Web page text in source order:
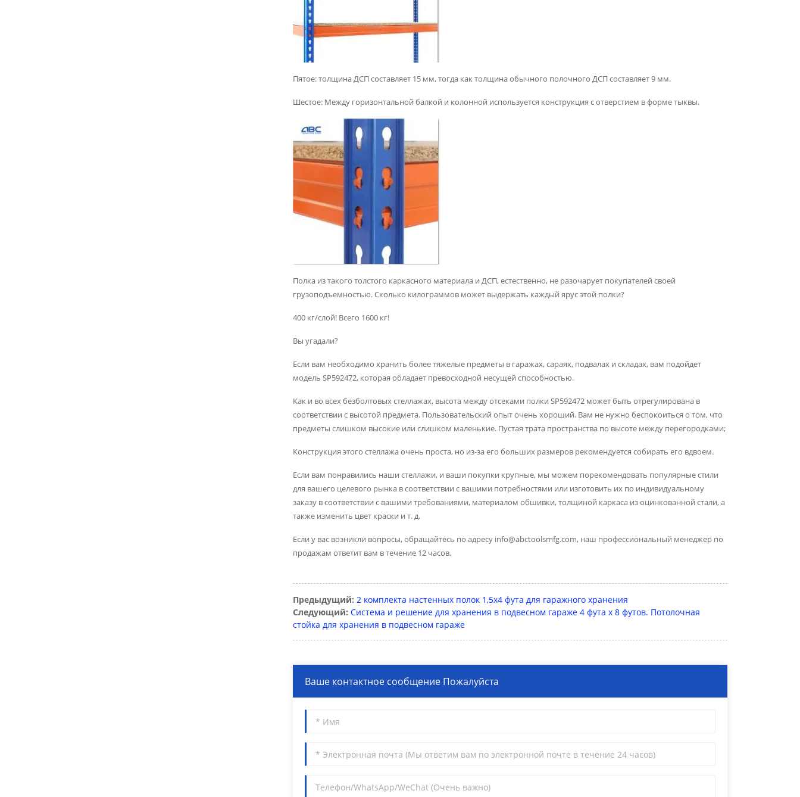
Пятое: толщина ДСП составляет 15 мм, тогда как толщина обычного полочного ДСП составляет 9 мм.
Шестое: Между горизонтальной балкой и колонной используется конструкция с отверстием в форме тыквы.
Полка из такого толстого каркасного материала и ДСП, естественно, не разочарует покупателей своей
грузоподъемностью. Сколько килограммов может выдержать каждый ярус этой полки?
400 кг/слой! Всего 1600 кг!
Вы угадали?
Если вам необходимо хранить более тяжелые предметы в гаражах, сараях, подвалах и складах, вам подойдет
модель SP592472, которая обладает превосходной несущей способностью.
Как и во всех безболтовых стеллажах, высота между отсеками полки SP592472 может быть отрегулирована в
соответствии с высотой предмета. Пользовательский опыт очень хороший. Вам не нужно беспокоиться о том, что
предметы слишком высокие или слишком маленькие. Пустая трата пространства по высоте между перегородками;
Конструкция этого стеллажа очень проста, но из-за его больших размеров рекомендуется собирать его вдвоем.
Если вам понравились наши стеллажи, и ваши покупки крупные, мы можем порекомендовать популярные стили
для вашего целевого рынка в соответствии с вашими потребностями или изготовить их по индивидуальному
заказу в соответствии с вашими требованиями, материалом обшивки, толщиной каркаса из оцинкованной стали, а
также изменить цвет краски и т. д.
Если у вас возникли вопросы, обращайтесь по адресу info@abctoolsmfg.com, наш профессиональный менеджер по
продажам ответит вам в течение 12 часов.
Предыдущий: 2 комплекта настенных полок 1,5x4 фута для гаражного хранения
Следующий: Система и решение для хранения в подвесном гараже 4 фута x 8 футов. Потолочная
стойка для хранения в подвесном гараже
Ваше контактное сообщение Пожалуйста